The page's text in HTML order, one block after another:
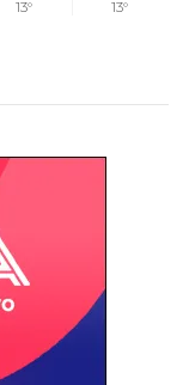
13°
13°